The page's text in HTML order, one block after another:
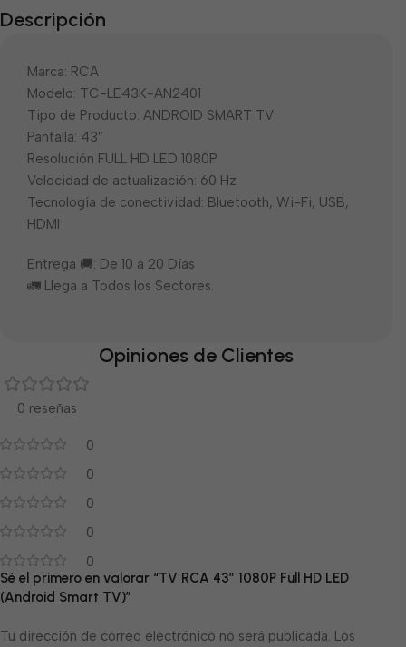
Descripción
Marca: RCA
Modelo: TC-LE43K-AN2401
Tipo de Producto: ANDROID SMART TV
Pantalla: 43″
Resolución FULL HD LED 1080P
Velocidad de actualización: 60 Hz
Tecnología de conectividad: Bluetooth, Wi-Fi, USB,
HDMI
Entrega 🚚: De 10 a 20 Días
🚛 Llega a Todos los Sectores.
Opiniones de Clientes
0 reseñas
0
0
0
0
0
Sé el primero en valorar “TV RCA 43” 1080P Full HD LED
(Android Smart TV)”
Tu dirección de correo electrónico no será publicada. Los